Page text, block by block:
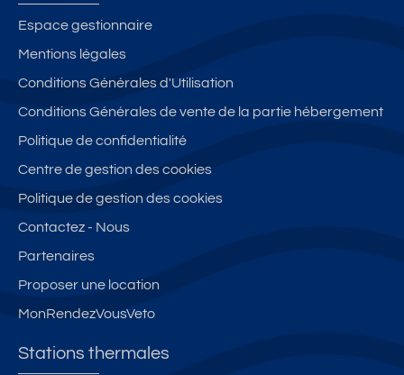
Espace gestionnaire
Mentions légales
Conditions Générales d'Utilisation
Conditions Générales de vente de la partie hébergement
Politique de confidentialité
Centre de gestion des cookies
Politique de gestion des cookies
Contactez - Nous
Partenaires
Proposer une location
MonRendezVousVeto
Stations thermales